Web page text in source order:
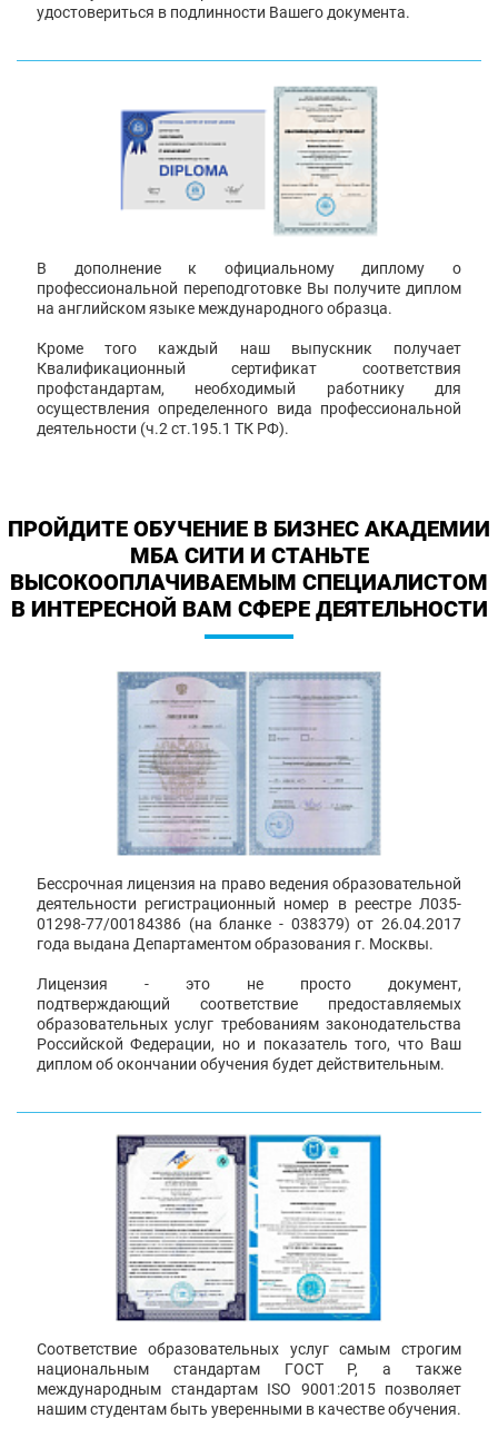
удостовериться в подлинности Вашего документа.
В дополнение к официальному диплому о
профессиональной переподготовке Вы получите диплом
на английском языке международного образца.
Кроме того каждый наш выпускник получает
Квалификационный сертификат соответствия
профстандартам, необходимый работнику для
осуществления определенного вида профессиональной
деятельности (ч.2 ст.195.1 ТК РФ).
ПРОЙДИТЕ ОБУЧЕНИЕ В БИЗНЕС АКАДЕМИИ
МБА СИТИ И СТАНЬТЕ
ВЫСОКООПЛАЧИВАЕМЫМ СПЕЦИАЛИСТОМ
В ИНТЕРЕСНОЙ ВАМ СФЕРЕ ДЕЯТЕЛЬНОСТИ
Бессрочная лицензия на право ведения образовательной
деятельности регистрационный номер в реестре Л035-
01298-77/00184386 (на бланке - 038379) от 26.04.2017
года выдана Департаментом образования г. Москвы.
Лицензия - это не просто документ,
подтверждающий соответствие предоставляемых
образовательных услуг требованиям законодательства
Российской Федерации, но и показатель того, что Ваш
диплом об окончании обучения будет действительным.
Соответствие образовательных услуг самым строгим
национальным стандартам ГОСТ Р, а также
международным стандартам ISO 9001:2015 позволяет
нашим студентам быть уверенными в качестве обучения.